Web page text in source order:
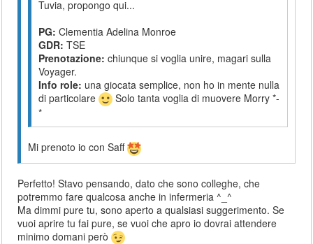
Tuvia, propongo qui...
PG: Clementia Adelina Monroe
GDR: TSE
Prenotazione: chiunque si voglia unire, magari sulla
Voyager.
Info role: una giocata semplice, non ho in mente nulla
di particolare
Solo tanta voglia di muovere Morry *-
*
Mi prenoto io con Saff
Perfetto! Stavo pensando, dato che sono colleghe, che
potremmo fare qualcosa anche in infermeria ^_^
Ma dimmi pure tu, sono aperto a qualsiasi suggerimento. Se
vuoi aprire tu fai pure, se vuoi che apro io dovrai attendere
minimo domani però